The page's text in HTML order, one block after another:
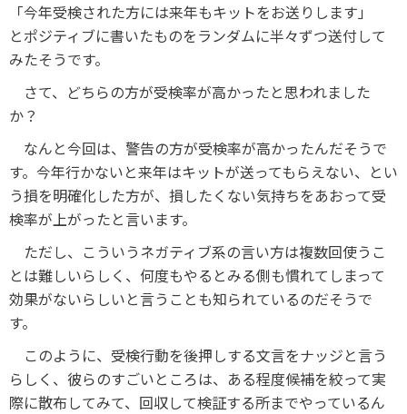
「今年受検された方には来年もキットをお送りします」
とポジティブに書いたものをランダムに半々ずつ送付して
みたそうです。
さて、どちらの方が受検率が高かったと思われました
か？
なんと今回は、警告の方が受検率が高かったんだそうで
す。今年行かないと来年はキットが送ってもらえない、とい
う損を明確化した方が、損したくない気持ちをあおって受
検率が上がったと言います。
ただし、こういうネガティブ系の言い方は複数回使うこ
とは難しいらしく、何度もやるとみる側も慣れてしまって
効果がないらしいと言うことも知られているのだそうで
す。
このように、受検行動を後押しする文言をナッジと言う
らしく、彼らのすごいところは、ある程度候補を絞って実
際に散布してみて、回収して検証する所までやっているん